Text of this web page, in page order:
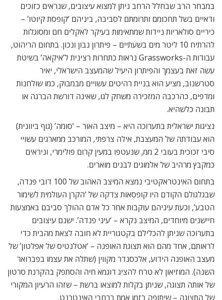
במבחר הרב שבחלל הרחב ניתן למצוא עיצובים, שנראים כזוכים
ודאיים בשל תחכומם ותרומתם לסביבה, ביניהם ‘קופסת קיוטו’ –
כיריים סולאריות ניידות שמתאימות בעיקר לאקלים חם ומסוגלות
להרתיח 10 ליטר מים בשעתיים – פיתרון נבון ונכון. בתחום הריהוט,
עבודות ה-Grassworks נראות כתחרות רצינית ל’איקאה’ בשיטת
עשה זאת בעצמך והפיתרון היעיל שהמעצב הישראלי, יאיר
סטרשנוב, מציע הוא בניית רהיטים עשויים מבמבוק, כמו שולחנות
ומדפים, כהרכבה המזכירה משחק לגו, שאינה דורשת הברגה או
תבונה כלשהיא.
נציגות ישראלית בתערוכה היא – מיצב האור – ‘סומה’ (גוף ביוונית)
הוא עבודתה של המעצבת, אילה צרפתי, המורכב ממארגים עשויי
סיבי זכוכית בעובי 2 ממ, שנעטפו במעין קרום פולימרי, וניראים
כמקבץ מרהיב של אלמוגים לבנים מוארים.
בתחום האינטראקטיבי נמצא המיצב האהוב של 100 דובי פנדה,
שבגלגולם הקודם היו קופסאות צדקה של ‘הקרן העולמית לשימור
הטבע’, וכעת עיניהם עוקבות אחר כל אדם ההולך סביבם באמצעות
חיישנים מיוחדים, המיצב נקרא – ‘עיני פנדה’. ישנם עיצובים
בתערוכה שניתן להכלילם בקטגוריית לא חובה לצאת מהבית כדי
לראותם, אחד מהם הוא תצוגת האופנה – ‘אטלנטיס של אפלטון’ של
מעצב האופנה הידוע, אלכסנדר מקווין (שתלה את עצמו בפברואר
השנה). המוזיאון לא טרח להציג דוגמא חיה והסתפק בהקרנת סרטון
של אותה תצוגה, שניתן בקלות למוצאו ברשת – שזהו הרעיון המקורי
של התצוגה – שיתופה בזמן אמת ברחבי האינטרנט.